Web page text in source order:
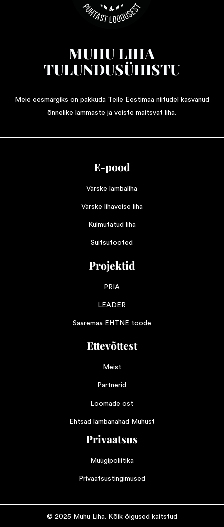
MUHU LIHA
TULUNDUSÜHISTU
Meie eesmärgiks on pakkuda Teile Eestimaa niitudel kasvanud
õnnelike lammaste ja veiste maitsvat liha.
E-pood
Värske lambaliha
Värske lihaveise liha
Külmutatud liha
Suitsutooted
Projektid
PRIA
LEADER
Saaremaa EHTNE toode
Ettevõttest
Meist
Partnerid
Loomade ost
Ehtsad lambanahad Muhust
Privaatsus
Müügipoliitika
Privaatsustingimused
© 2025 Muhu Liha. Kõik õigused kaitstud